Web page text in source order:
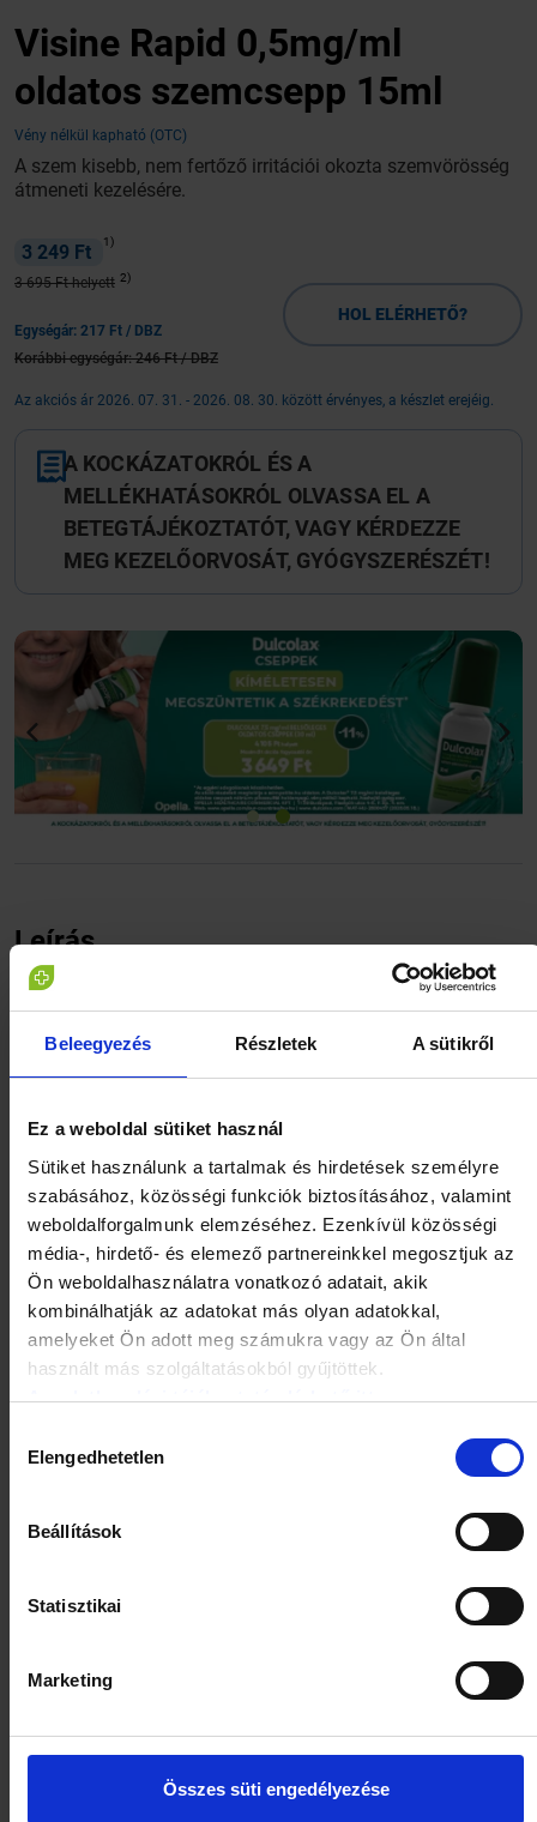
Beleegyezés Részletek A sütikről
Ez a weboldal sütiket használ
Sütiket használunk a tartalmak és hirdetések személyre
szabásához, közösségi funkciók biztosításához, valamint
weboldalforgalmunk elemzéséhez. Ezenkívül közösségi
média-, hirdető- és elemező partnereinkkel megosztjuk az
Ön weboldalhasználatra vonatkozó adatait, akik
kombinálhatják az adatokat más olyan adatokkal,
amelyeket Ön adott meg számukra vagy az Ön által
használt más szolgáltatásokból gyűjtöttek.
Az adatkezelési tájékoztató elérhető itt.
kiválasztása
Elengedhetetlen
Beállítások
Statisztikai
Marketing
Összes süti engedélyezése
Visine Rapid 0,5mg/ml
oldatos szemcsepp 15ml
Vény nélkül kapható (OTC)
A szem kisebb, nem fertőző irritációi okozta szemvörösség
átmeneti kezelésére.
3 249 Ft 1)
3 695 Ft helyett 2)
Egységár: 217 Ft / DBZ
Korábbi egységár:246 Ft/ DBZ
HOL ELÉRHETŐ?
Az akciós ár 2026. 07. 31. - 2026. 08. 30. között érvényes, a készlet erejéig.
A KOCKÁZATOKRÓL ÉS A
MELLÉKHATÁSOKRÓL OLVASSA EL A
BETEGTÁJÉKOZTATÓT, VAGY KÉRDEZZE
MEG KEZELŐORVOSÁT, GYÓGYSZERÉSZÉT!
Leírás
Visine Rapid 0,5mg/ml oldatos szemcsepp 15ml
leírása, használati útmutató
szél, klóros víz, fény vagy allergia okozhat) okozta
felnőtteknél, serdülőknél és 2 éves vagy idősebb
gyermekeknél. A 2 évesnél idősebb, de 6 évesnél fiatalabb
gyermekeknél csak egészségügyi szakember tanácsát
követően alkalmazható. Hatása 3-6 másodpercen belül
kialakul, és akár 8 órán át tart.
Legutóbb megtekintett termékek
szemcsepp 15ml